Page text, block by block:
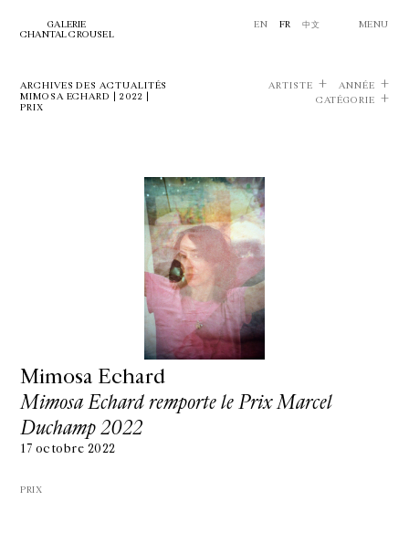
GALERIE
CHANTAL CROUSEL
EN FR 中文 MENU
ARCHIVES DES ACTUALITÉS
MIMOSA ECHARD | 2022 |
PRIX
ARTISTE
ANNÉE
CATÉGORIE
Mimosa Echard
Mimosa Echard remporte le Prix Marcel
Duchamp 2022
17 octobre 2022
PRIX